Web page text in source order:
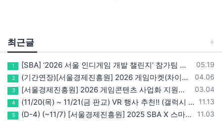
최근글
등록일
05.19
1 [SBA] ‘2026 서울 인디게임 개발 챌린지’ 참가팀 모집
등록일
04.06
2 (기간연장)[서울경제진흥원] 2026 게임마켓(차이나조이, BIC, 지스타) 서울관 참가기업 모집!(~5/8 15:00)
등록일
03.04
3 [서울경제진흥원] 2026 게임콘텐츠 사업화 지원사업 참가기업 모집(~3/26까지)
등록일
11.13
4 (11/20(목) ~ 11/21(금 판교) VR 행사 추천!! (갤럭시 XR/ 애플 비전프로 등 기기 체험, 메타퀘스트 경품)
등록일
11.03
5 (D-4) (~11/7) [서울경제진흥원] 2025 SBA X 스마일게이트, ‘게임랩 with STOVE INDIE’ 참가기업 모집